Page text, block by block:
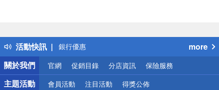
活動快訊
熱門話題
銀行優惠
偏遠地區配送
詐騙網頁！請小心！
more
關於我們
官網 促銷目錄 分店資訊 保險服務
主題活動 會員活動 注目活動 得獎公佈